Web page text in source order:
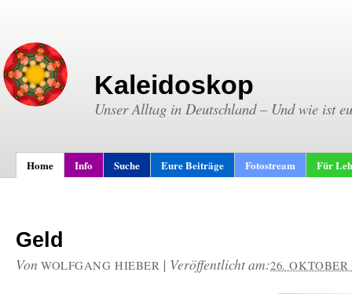
Kaleidoskop
Unser Alltag in Deutschland – Und wie ist
Home Info Suche Eure Beiträge Fotostream Für
Geld
Von WOLFGANG HIEBER | Veröffentlicht am:26. OKTOBER